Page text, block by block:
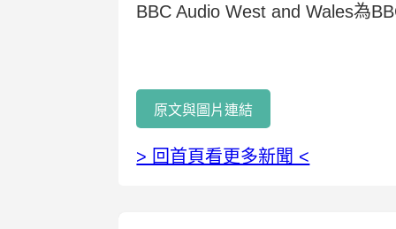
BBC Audio West and Wales為
原文與圖片連結
> 回首頁看更多新聞 <